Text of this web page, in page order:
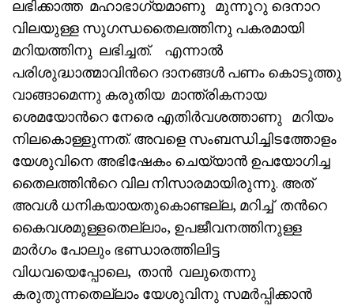
ലഭിക്കാത്ത മഹാഭാഗ്യമാണു മുന്നൂറു ദെനാറ
വിലയുള്ള സുഗന്ധതൈലത്തിനു പകരമായി
മറിയത്തിനു ലഭിച്ചത്. എന്നാൽ
പരിശുദ്ധാത്മാവിൻറെ ദാനങ്ങൾ പണം കൊടുത്തു
വാങ്ങാമെന്നു കരുതിയ മാന്ത്രികനായ
ശെമയോൻറെ നേരെ എതിർവശത്താണു മറിയം
നിലകൊള്ളുന്നത്. അവളെ സംബന്ധിച്ചിടത്തോളം
യേശുവിനെ അഭിഷേകം ചെയ്യാൻ ഉപയോഗിച്ച
തൈലത്തിൻറെ വില നിസാരമായിരുന്നു. അത്
അവൾ ധനികയായതുകൊണ്ടല്ല, മറിച്ച് തൻറെ
കൈവശമുള്ളതെല്ലാം, ഉപജീവനത്തിനുള്ള
മാർഗം പോലും ഭണ്ഡാരത്തിലിട്ട
വിധവയെപ്പോലെ, താൻ വലുതെന്നു
കരുതുന്നതെല്ലാം യേശുവിനു സമർപ്പിക്കാൻ